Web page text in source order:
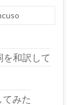
を和訳して
てみた